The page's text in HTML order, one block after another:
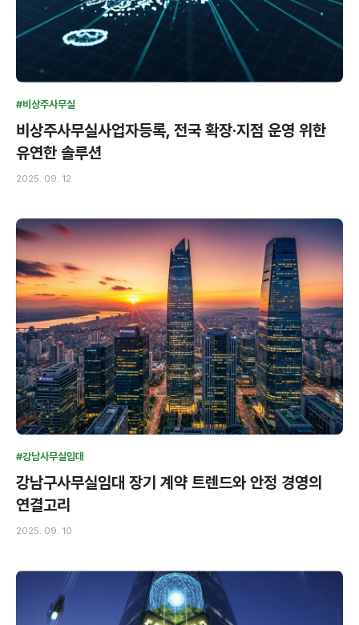
#비상주사무실
비상주사무실사업자등록, 전국 확장·지점 운영 위한
유연한 솔루션
2025. 09. 12
#강남사무실임대
강남구사무실임대 장기 계약 트렌드와 안정 경영의
연결고리
2025. 09. 10